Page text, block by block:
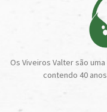
Os Viveiros Valter são
contendo 40